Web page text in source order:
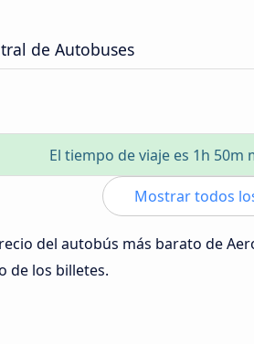
de Autobuses
El tiempo de viaje es 1h
Mostrar todos
del autobús más barato de
de los billetes.